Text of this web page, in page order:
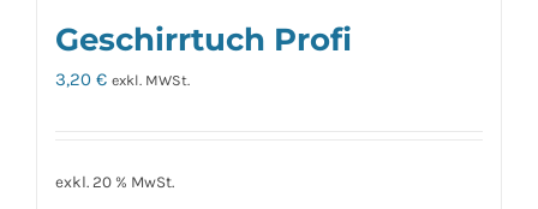
Geschirrtuch Profi
3,20 € exkl. MWSt.
exkl. 20 % MwSt.